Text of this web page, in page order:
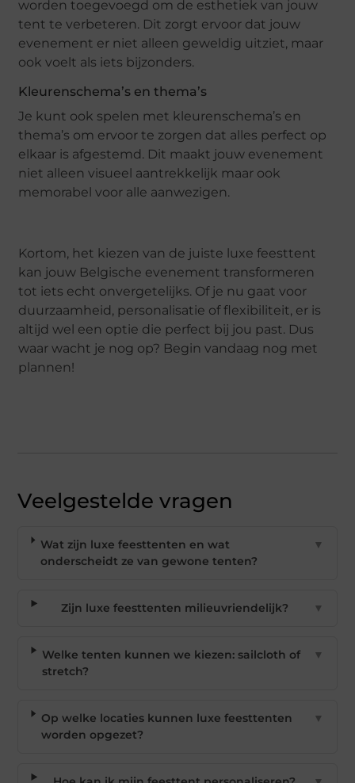
worden toegevoegd om de esthetiek van jouw
tent te verbeteren. Dit zorgt ervoor dat jouw
evenement er niet alleen geweldig uitziet, maar
ook voelt als iets bijzonders.
Kleurenschema’s en thema’s
Je kunt ook spelen met kleurenschema’s en
thema’s om ervoor te zorgen dat alles perfect op
elkaar is afgestemd. Dit maakt jouw evenement
niet alleen visueel aantrekkelijk maar ook
memorabel voor alle aanwezigen.
Kortom, het kiezen van de juiste luxe feesttent
kan jouw Belgische evenement transformeren
tot iets echt onvergetelijks. Of je nu gaat voor
duurzaamheid, personalisatie of flexibiliteit, er is
altijd wel een optie die perfect bij jou past. Dus
waar wacht je nog op? Begin vandaag nog met
plannen!
Veelgestelde vragen
Wat zijn luxe feesttenten en wat
onderscheidt ze van gewone tenten?
▼
Zijn luxe feesttenten milieuvriendelijk? ▼
Welke tenten kunnen we kiezen: sailcloth of
stretch?
▼
Op welke locaties kunnen luxe feesttenten
worden opgezet?
▼